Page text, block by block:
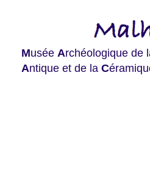
Musée Archéologique de
Antique et de la C